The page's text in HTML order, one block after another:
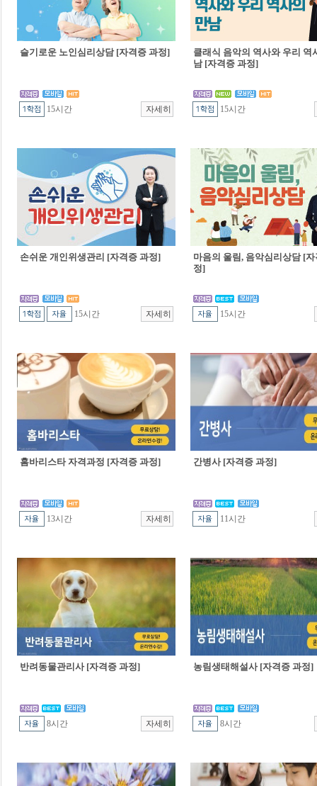
슬기로운 노인심리상담 [자격증 과정]
15시간
클래식 음악의 역사와 우리 역
남 [자격증 과정]
15시간
손쉬운 개인위생관리 [자격증 과정]
15시간
마음의 울림, 음악심리상담 [
정]
15시간
홈바리스타 자격과정 [자격증 과정]
13시간
간병사 [자격증 과정]
11시간
반려동물관리사 [자격증 과정]
8시간
농림생태해설사 [자격증 과정]
8시간